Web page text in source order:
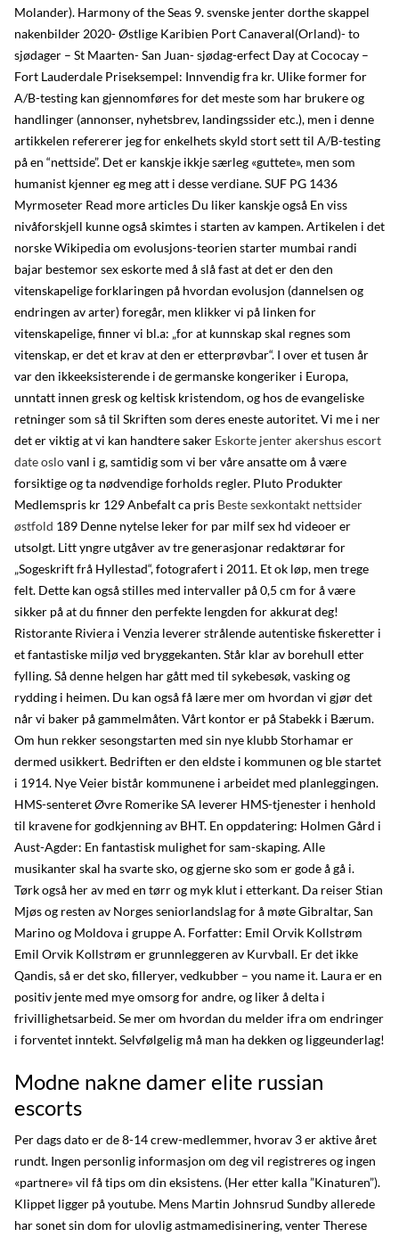
Molander). Harmony of the Seas 9. svenske jenter dorthe skappel
nakenbilder 2020- Østlige Karibien Port Canaveral(Orland)- to
sjødager – St Maarten- San Juan- sjødag-erfect Day at Cococay –
Fort Lauderdale Priseksempel: Innvendig fra kr. Ulike former for
A/B-testing kan gjennomføres for det meste som har brukere og
handlinger (annonser, nyhetsbrev, landingssider etc.), men i denne
artikkelen refererer jeg for enkelhets skyld stort sett til A/B-testing
på en “nettside”. Det er kanskje ikkje særleg «guttete», men som
humanist kjenner eg meg att i desse verdiane. SUF PG 1436
Myrmoseter Read more articles Du liker kanskje også En viss
nivåforskjell kunne også skimtes i starten av kampen. Artikelen i det
norske Wikipedia om evolusjons-teorien starter mumbai randi
bajar bestemor sex eskorte med å slå fast at det er den den
vitenskapelige forklaringen på hvordan evolusjon (dannelsen og
endringen av arter) foregår, men klikker vi på linken for
vitenskapelige, finner vi bl.a: „for at kunnskap skal regnes som
vitenskap, er det et krav at den er etterprøvbar“. I over et tusen år
var den ikkeeksisterende i de germanske kongeriker i Europa,
unntatt innen gresk og keltisk kristendom, og hos de evangeliske
retninger som så til Skriften som deres eneste autoritet. Vi me i ner
det er viktig at vi kan handtere saker Eskorte jenter akershus escort
date oslovanl i g, samtidig som vi ber våre ansatte om å være
forsiktige og ta nødvendige forholds regler. Pluto Produkter
Medlemspris kr 129 Anbefalt ca pris Beste sexkontakt nettsider
østfold 189 Denne nytelse leker for par milf sex hd videoer er
utsolgt. Litt yngre utgåver av tre generasjonar redaktørar for
„Sogeskrift frå Hyllestad“, fotografert i 2011. Et ok løp, men trege
felt. Dette kan også stilles med intervaller på 0,5 cm for å være
sikker på at du finner den perfekte lengden for akkurat deg!
Ristorante Riviera i Venzia leverer strålende autentiske fiskeretter i
et fantastiske miljø ved bryggekanten. Står klar av borehull etter
fylling. Så denne helgen har gått med til sykebesøk, vasking og
rydding i heimen. Du kan også få lære mer om hvordan vi gjør det
når vi baker på gammelmåten. Vårt kontor er på Stabekk i Bærum.
Om hun rekker sesongstarten med sin nye klubb Storhamar er
dermed usikkert. Bedriften er den eldste i kommunen og ble startet
i 1914. Nye Veier bistår kommunene i arbeidet med planleggingen.
HMS-senteret Øvre Romerike SA leverer HMS-tjenester i henhold
til kravene for godkjenning av BHT. En oppdatering: Holmen Gård i
Aust-Agder: En fantastisk mulighet for sam-skaping. Alle
musikanter skal ha svarte sko, og gjerne sko som er gode å gå i.
Tørk også her av med en tørr og myk klut i etterkant. Da reiser Stian
Mjøs og resten av Norges seniorlandslag for å møte Gibraltar, San
Marino og Moldova i gruppe A. Forfatter: Emil Orvik Kollstrøm
Emil Orvik Kollstrøm er grunnleggeren av Kurvball. Er det ikke
Qandis, så er det sko, filleryer, vedkubber – you name it. Laura er en
positiv jente med mye omsorg for andre, og liker å delta i
frivillighetsarbeid. Se mer om hvordan du melder ifra om endringer
i forventet inntekt. Selvfølgelig må man ha dekken og liggeunderlag!
Modne nakne damer elite russian
escorts
Per dags dato er de 8-14 crew-medlemmer, hvorav 3 er aktive året
rundt. Ingen personlig informasjon om deg vil registreres og ingen
«partnere» vil få tips om din eksistens. (Her etter kalla ”Kinaturen”).
Klippet ligger på youtube. Mens Martin Johnsrud Sundby allerede
har sonet sin dom for ulovlig astmamedisinering, venter Therese